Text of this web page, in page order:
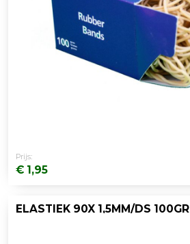
Prijs:
€ 1,95
ELASTIEK 90X 1,5MM/DS 100GR